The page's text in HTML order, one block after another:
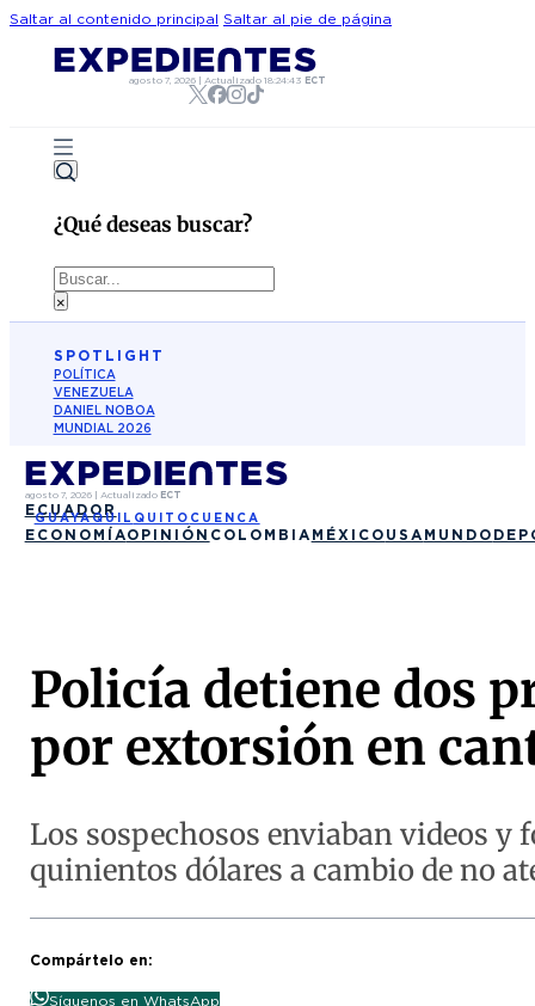
Saltar al contenido principal Saltar al pie de página
agosto 7, 2026| Actualizado 18:24:43 ECT
¿Qué deseas buscar?
Buscar
×
SPOTLIGHT
POLÍTICA
VENEZUELA
DANIEL NOBOA
MUNDIAL 2026
agosto 7, 2026| Actualizado ECT
ECUADOR
GUAYAQUIL QUITO CUENCA
ECONOMÍAOPINIÓN COLOMBIA MÉXICO USA MUNDO
Policía detiene dos
por extorsión en
Los sospechosos enviaban videos
quinientos dólares a cambio de no
Compártelo en:
Síguenos en WhatsApp